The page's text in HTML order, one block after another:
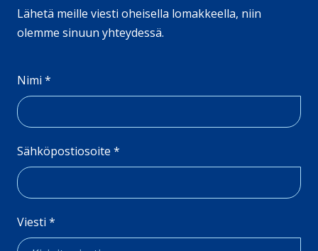
Lähetä meille viesti oheisella lomakkeella, niin
olemme sinuun yhteydessä.
Nimi *
Sähköpostiosoite *
Viesti *